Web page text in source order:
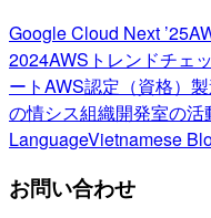
Google Cloud Next ’25
2024AWSトレンドチェ
ートAWS認定（資格）
の情シス組織開発室の活
LanguageVietnamese
お問い合わせ